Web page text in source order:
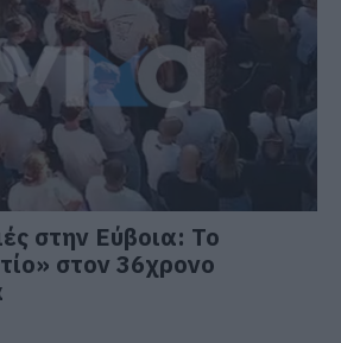
στην Εύβοια: Το
στον 36χρονο